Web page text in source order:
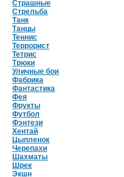
Страшные
Стрельба
Танк
Танцы
Теннис
Террорист
Тетрис
Трюки
Уличные бои
Фабрика
Фантастика
Фея
Фрукты
Футбол
Фэнтези
Хентай
Цыпленок
Черепахи
Шахматы
Шрек
Экшн